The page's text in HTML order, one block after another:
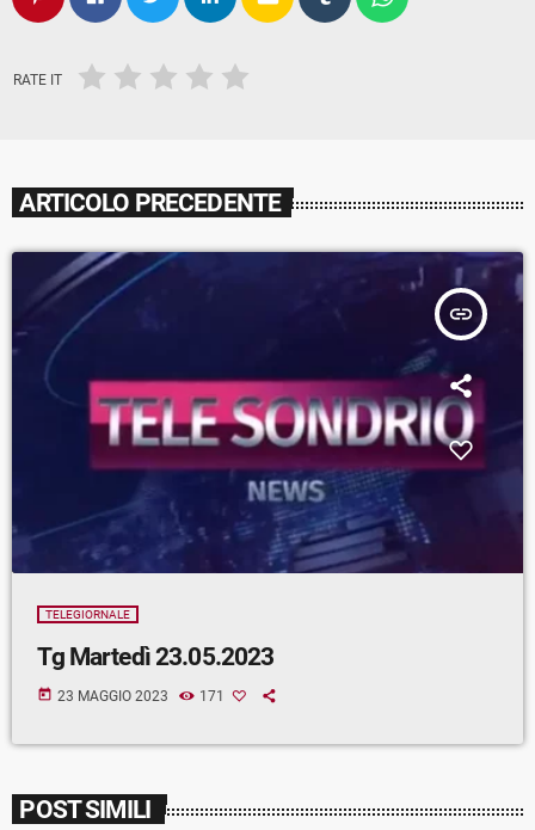
RATE IT
ARTICOLO PRECEDENTE
insert_link
TELEGIORNALE
Tg Martedì 23.05.2023
today 23 MAGGIO 2023 171
POST SIMILI